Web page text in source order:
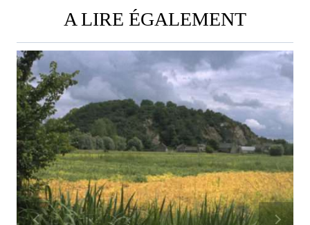
A LIRE ÉGALEMENT